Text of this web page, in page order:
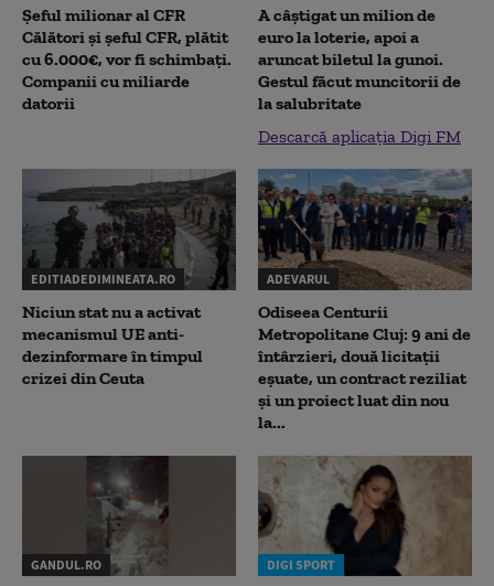
Șeful milionar al CFR
Călători și șeful CFR, plătit
cu 6.000€, vor fi schimbați.
Companii cu miliarde
datorii
A câștigat un milion de
euro la loterie, apoi a
aruncat biletul la gunoi.
Gestul făcut muncitorii de
la salubritate
Descarcă aplicația Digi FM
EDITIADEDIMINEATA.RO
Niciun stat nu a activat
mecanismul UE anti-
dezinformare în timpul
crizei din Ceuta
ADEVARUL
Odiseea Centurii
Metropolitane Cluj: 9 ani de
întârzieri, două licitații
eșuate, un contract reziliat
și un proiect luat din nou
la...
GANDUL.RO DIGI SPORT